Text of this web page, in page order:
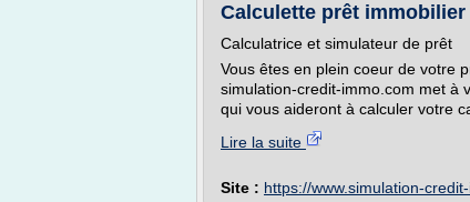
Calculette prêt
Calculatrice et simulateur de prêt
Vous êtes en plein coeur de votre
simulation-credit-immo.com met à
qui vous aideront à calculer votre
Lire la suite
Site : https://www.simulation-